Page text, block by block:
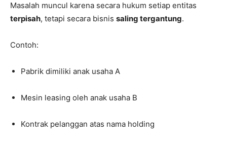
Masalah muncul karena secara hukum setiap entitas
terpisah, tetapi secara bisnis saling tergantung.
Contoh:
Pabrik dimiliki anak usaha A
Mesin leasing oleh anak usaha B
Kontrak pelanggan atas nama holding